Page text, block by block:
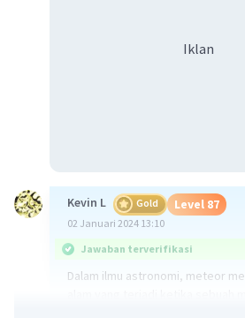
Iklan
Kevin L Gold Level 87
02 Januari 2024 13:10
Jawaban terverifikasi
Dalam ilmu astronomi, meteor